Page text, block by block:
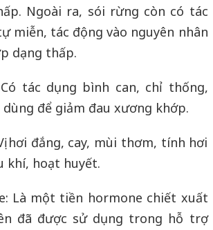
Ngoài ra, sói rừng còn có tác
miễn, tác động vào nguyên nhân
dạng thấp.
tác dụng bình can, chỉ thống,
để giảm đau xương khớp.
hơi đắng, cay, mùi thơm, tính hơi
khí, hoạt huyết.
Là một tiền hormone chiết xuất
đã được sử dụng trong hỗ trợ